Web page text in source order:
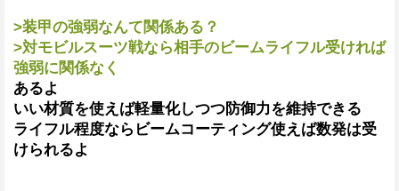
>装甲の強弱なんて関係ある？
>対モビルスーツ戦なら相手のビームライフル受ければ
強弱に関係なく
あるよ
いい材質を使えば軽量化しつつ防御力を維持できる
ライフル程度ならビームコーティング使えば数発は受
けられるよ